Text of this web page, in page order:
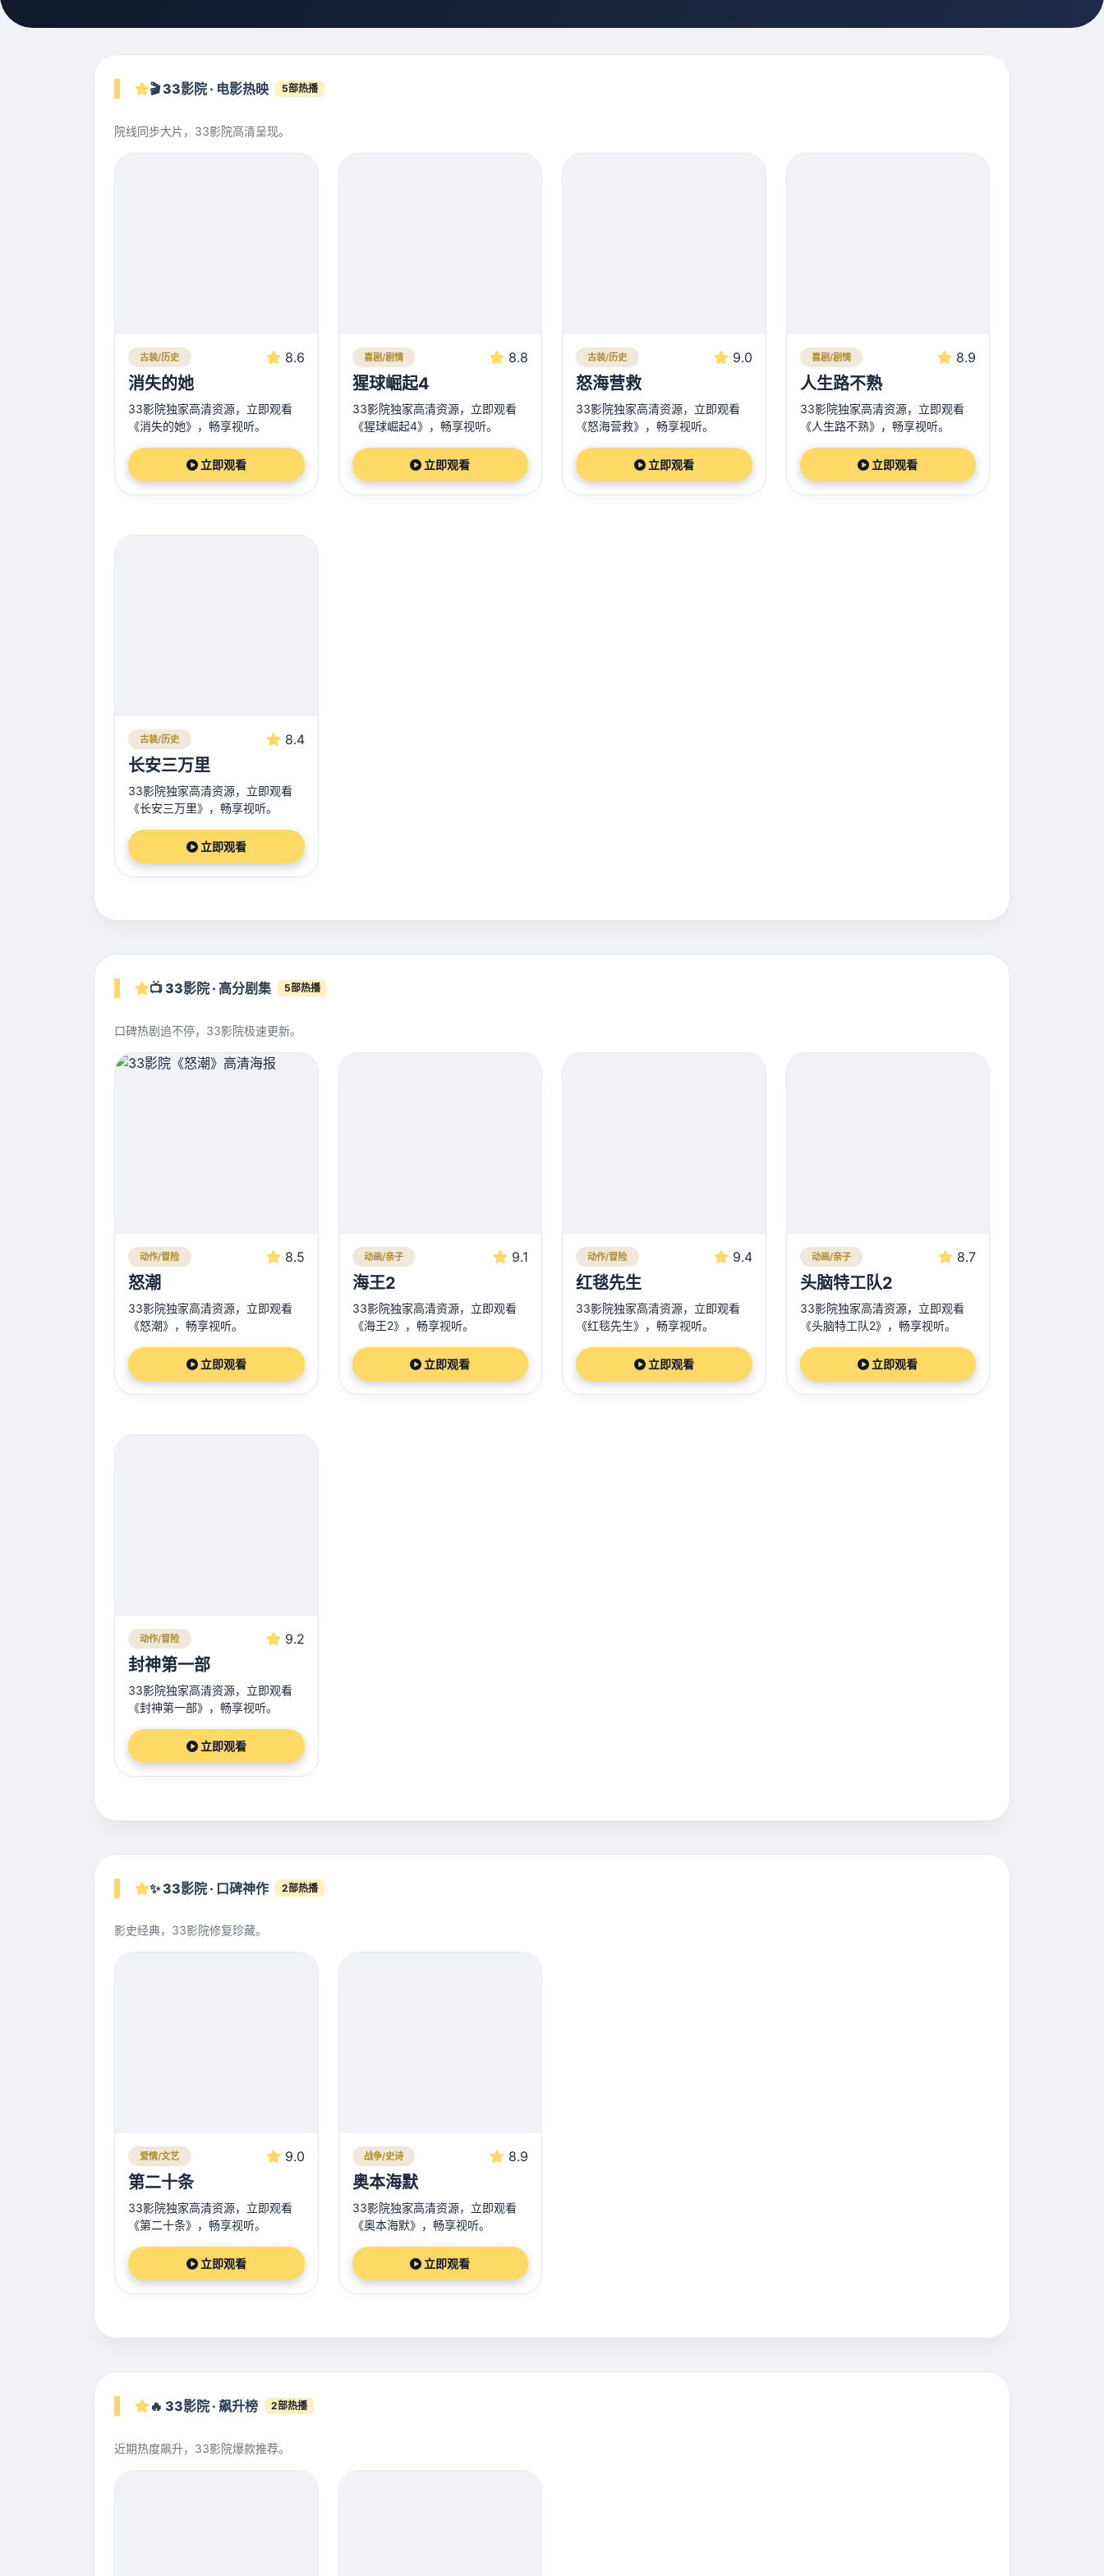
🎬 33影院 · 电影热映 5部热播
院线同步大片，33影院高清呈现。
古装/历史 8.6
消失的她
33影院独家高清资源，立即观看
《消失的她》，畅享视听。
立即观看
喜剧/剧情 8.8
猩球崛起4
33影院独家高清资源，立即观看
《猩球崛起4》，畅享视听。
立即观看
古装/历史 9.0
怒海营救
33影院独家高清资源，立即观看
《怒海营救》，畅享视听。
立即观看
喜剧/剧情 8.9
人生路不熟
33影院独家高清资源，立即观看
《人生路不熟》，畅享视听。
立即观看
古装/历史 8.4
长安三万里
33影院独家高清资源，立即观看
《长安三万里》，畅享视听。
立即观看
📺 33影院 · 高分剧集 5部热播
口碑热剧追不停，33影院极速更新。
动作/冒险 8.5
怒潮
33影院独家高清资源，立即观看
《怒潮》，畅享视听。
立即观看
动画/亲子 9.1
海王2
33影院独家高清资源，立即观看
《海王2》，畅享视听。
立即观看
动作/冒险 9.4
红毯先生
33影院独家高清资源，立即观看
《红毯先生》，畅享视听。
立即观看
动画/亲子 8.7
头脑特工队2
33影院独家高清资源，立即观看
《头脑特工队2》，畅享视听。
立即观看
动作/冒险 9.2
封神第一部
33影院独家高清资源，立即观看
《封神第一部》，畅享视听。
立即观看
✨ 33影院 · 口碑神作 2部热播
影史经典，33影院修复珍藏。
爱情/文艺 9.0
第二十条
33影院独家高清资源，立即观看
《第二十条》，畅享视听。
立即观看
战争/史诗 8.9
奥本海默
33影院独家高清资源，立即观看
《奥本海默》，畅享视听。
立即观看
🔥 33影院 · 飙升榜 2部热播
近期热度飙升，33影院爆款推荐。